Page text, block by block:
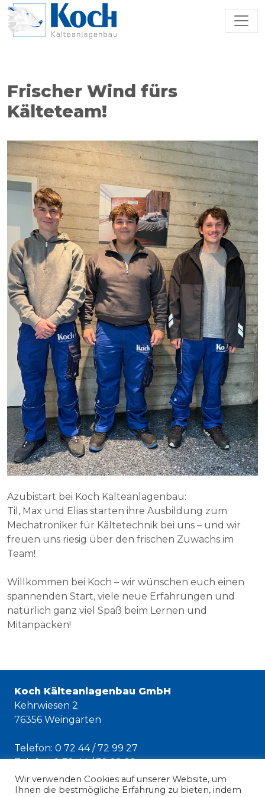
Frischer Wind fürs
Kälteteam!
Azubistart bei Koch Kälteanlagenbau:
Til, Max und Elias starten ihre Ausbildung zum
Mechatroniker für Kältetechnik bei uns – und wir
freuen uns riesig über den frischen Zuwachs im
Team!
Willkommen bei Koch – wir wünschen euch einen
spannenden Start, viele neue Erfahrungen und
natürlich ganz viel Spaß beim Lernen und
Mitanpacken!
Koch Kälteanlagenbau GmbH
Kehrwiesen 2
76356 Weingarten
Telefon: 0 72 44 / 72 99 27
Telefax: 0 72 44 / 72 99 22
E-Mail:info@koch-kaelte.de
Notdienst: 0 72 44 / 72 99 255
Wir verwenden Cookies auf unserer Website, um
Ihnen die bestmögliche Erfahrung zu bieten, indem